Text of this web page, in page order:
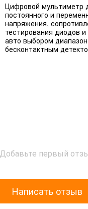
Цифровой мультиметр
постоянного и
напряжения,
тестирования диодов
авто выбором
бесконтактным
Добавьте первый
Написать отзыв